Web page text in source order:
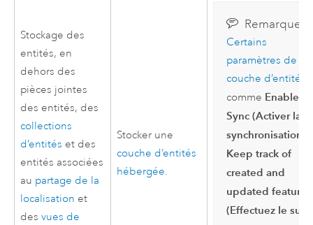
Stockage des
entités, en
dehors des
pièces jointes
des entités, des
collections
d’entités et des
entités associées
au partage de la
localisation et
desvues de
Stocker une
couche d’entités
hébergée.
Remarque :
Certains
paramètres de la
couche d’entités
comme Enable
Sync (Activer la
synchronisation)
Keep track of
created and
updated features
(Effectuez le suivi